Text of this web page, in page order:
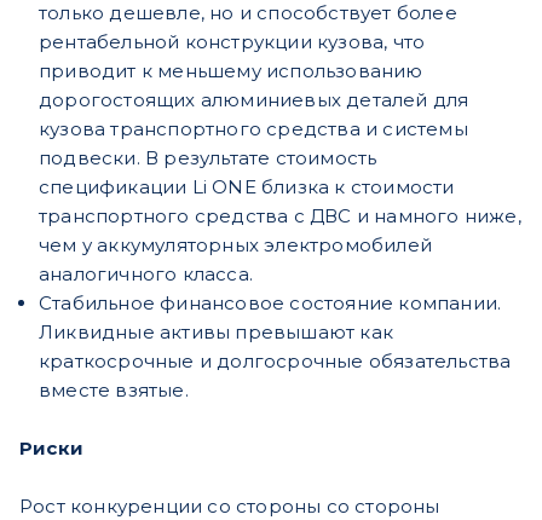
только дешевле, но и способствует более
рентабельной конструкции кузова, что
приводит к меньшему использованию
дорогостоящих алюминиевых деталей для
кузова транспортного средства и системы
подвески. В результате стоимость
спецификации Li ONE близка к стоимости
транспортного средства с ДВС и намного ниже,
чем у аккумуляторных электромобилей
аналогичного класса.
Стабильное финансовое состояние компании.
Ликвидные активы превышают как
краткосрочные и долгосрочные обязательства
вместе взятые.
Риски
Рост конкуренции со стороны со стороны